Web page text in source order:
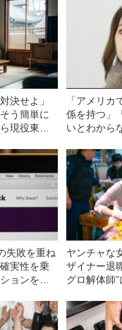
決せよ」
う簡単に
現役東大
今思うこと”
「アメリカ
係を持つ」
いとわから
た、日本と
ップ”
失敗を重ね
実性を乗
ョンを生
ヤンチャな
ザイナー退
グロ解体師
リンセス”